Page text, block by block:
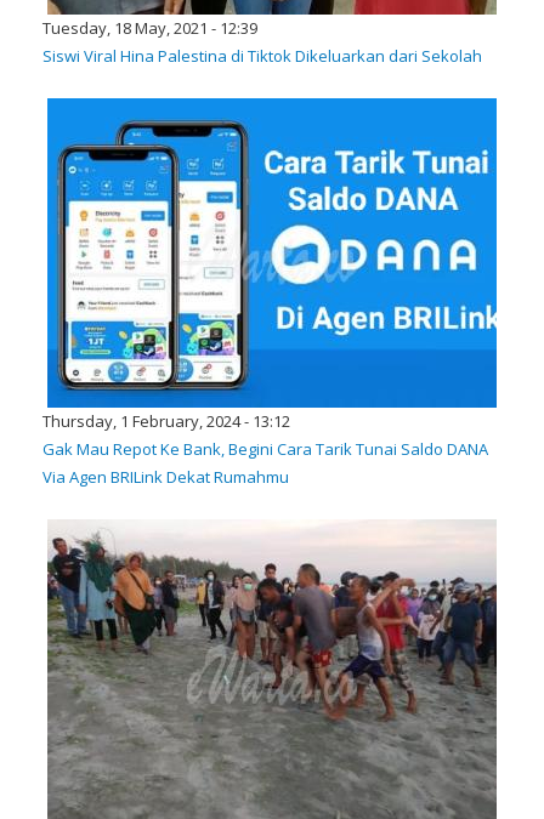
Tuesday, 18 May, 2021 - 12:39
Siswi Viral Hina Palestina di Tiktok Dikeluarkan dari Sekolah
Thursday, 1 February, 2024 - 13:12
Gak Mau Repot Ke Bank, Begini Cara Tarik Tunai Saldo DANA
Via Agen BRILink Dekat Rumahmu